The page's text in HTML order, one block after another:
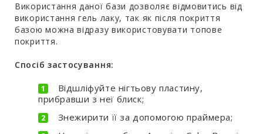
Використання даної бази дозволяє відмовитись від
використання гель лаку, так як після покриття
базою можна відразу використовувати топове
покриття.
Спосіб застосування:
Відшліфуйте нігтьову пластину,
прибравши з неї блиск;
Знежирити її за допомогою праймера;